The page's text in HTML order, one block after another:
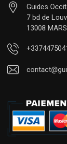
Guides
7 bd de
13008